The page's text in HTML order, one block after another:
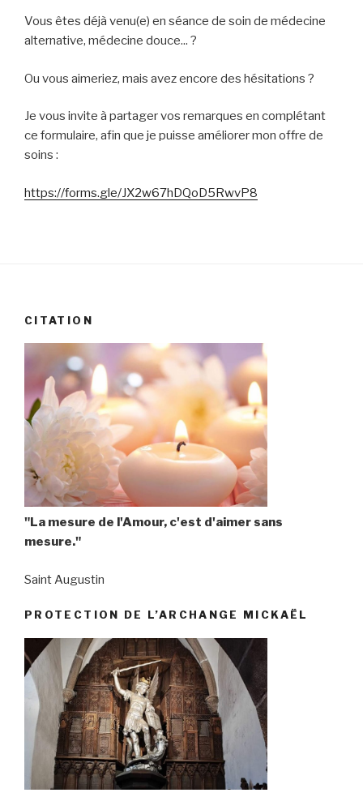
Vous êtes déjà venu(e) en séance de soin de médecine
alternative, médecine douce... ?
Ou vous aimeriez, mais avez encore des hésitations ?
Je vous invite à partager vos remarques en complétant
ce formulaire, afin que je puisse améliorer mon offre de
soins :
https://forms.gle/JX2w67hDQoD5RwvP8
CITATION
"La mesure de l'Amour, c'est d'aimer sans
mesure."
Saint Augustin
PROTECTION DE L’ARCHANGE MICKAËL